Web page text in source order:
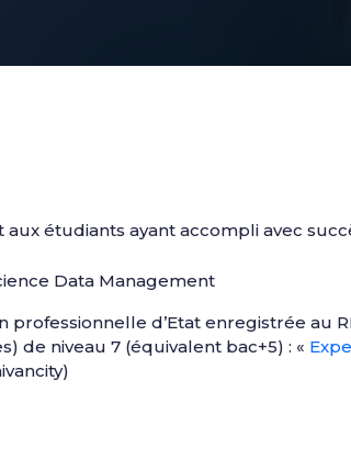
étudiants ayant accompli avec
Data Management
professionnelle d’Etat enregistrée au
de niveau 7 (équivalent bac+5) : «